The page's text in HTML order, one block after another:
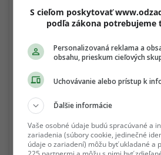
Konečne chápem, prečo mi ľudia
menšia ako vyzerám na fotkách..
na východné Slovensko, konkrétne do
tú česť pokrstiť krásne novo otvorené
fitness club. Ďakujem za príjemne
S cieľom poskytovať
podľa zákona potrebujeme
Personalizovaná reklama a
obsahu, prieskum cieľových
Uchovávanie alebo prístup k
Ďalšie informácie
Vaše osobné údaje budú spracúvané a
zariadenia (súbory cookie, jedinečné
údaje o zariadení) môžu byť ukladané a